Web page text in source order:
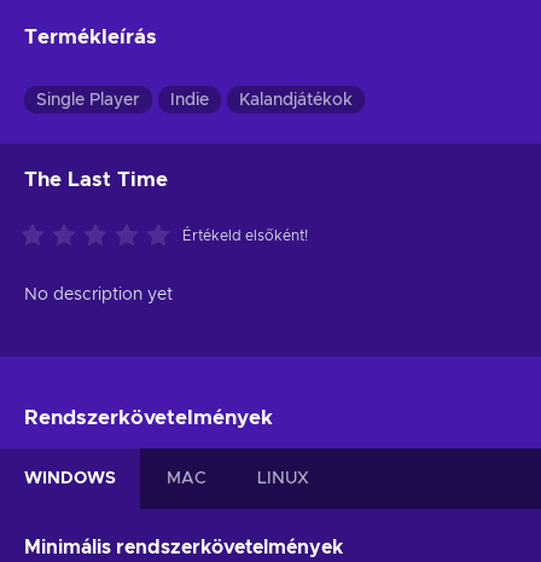
Termékleírás
Single Player Indie Kalandjátékok
The Last Time
Értékeld elsőként!
No description yet
Rendszerkövetelmények
WINDOWS MAC LINUX
Minimális rendszerkövetelmények